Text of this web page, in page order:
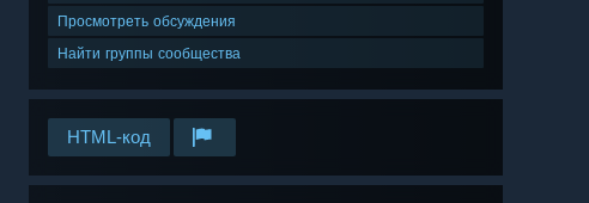
Просмотреть обсуждения
Найти группы сообщества
HTML-код